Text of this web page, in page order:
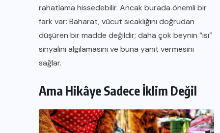
rahatlama hissedebilir. Ancak burada önemli bir
fark var: Baharat, vücut sıcaklığını doğrudan
düşüren bir madde değildir; daha çok beynin “ısı”
sinyalini algılamasını ve buna yanıt vermesini
sağlar.
Ama Hikâye Sadece İklim Değil